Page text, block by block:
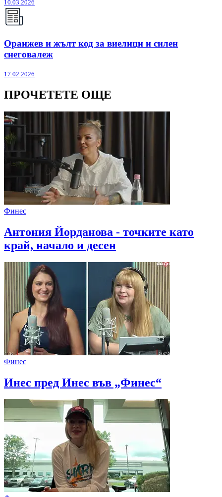
10.03.2026
Оранжев и жълт код за виелици и силен
снеговалеж
17.02.2026
ПРОЧЕТЕТЕ ОЩЕ
Финес
Антония Йорданова - точките като
край, начало и десен
Финес
Инес пред Инес във „Финес“